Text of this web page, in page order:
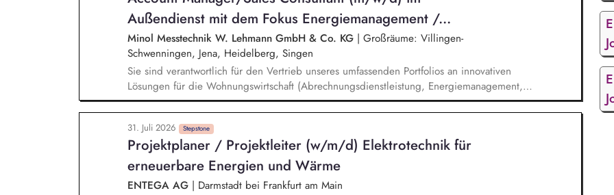
Netzanschlüsse. Abstimmung und Koordination mit internen Fachabteilungen sowie
externen Stakeholdern
Außendienst mit dem Fokus Energiemanagement /...
Minol Messtechnik W. Lehmann GmbH & Co. KG | Großräume: Villingen-
Schwenningen, Jena, Heidelberg, Singen
Sie sind verantwortlich für den Vertrieb unseres umfassenden Portfolios an innovativen
Lösungen für die Wohnungswirtschaft (Abrechnungsdienstleistung, Energiemanagement,
Immobilienservices). Sie betreuen und beraten unsere Kunden innerhalb Ihres
Vertriebsgebietes und bauen ein starkes eigenes Netzwerk in der Immobilienwirtschaft
auf. Im Rahmen des Kundenbeziehungsmanagements nehmen Sie auch an
Kundenveranstaltungen und Messen teil. Sie erkennen und analysieren
Kundenanforderungen und erarbeiten passende Lösungsansätze.
31. Juli 2026 Stepstone
Projektplaner / Projektleiter (w/m/d) Elektrotechnik für
erneuerbare Energien und Wärme
ENTEGA AG | Darmstadt bei Frankfurt am Main